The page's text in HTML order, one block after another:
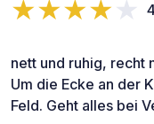
nett und ruhig, recht
Um die Ecke an der
Feld. Geht alles bei